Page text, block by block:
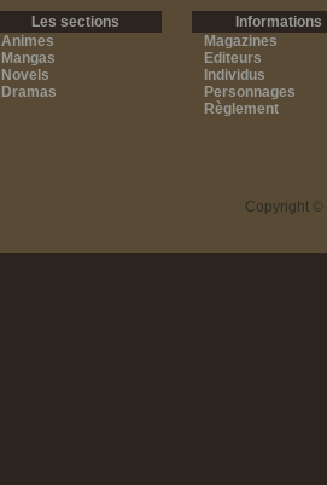
Les sections
Animes
Mangas
Novels
Dramas
Informations
Magazines
Editeurs
Individus
Personnages
Règlement
Copyright ©